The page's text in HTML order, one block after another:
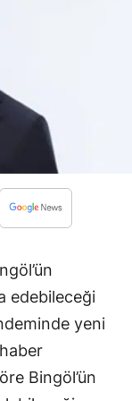
edebileceği
yeni
Bingöl’ün